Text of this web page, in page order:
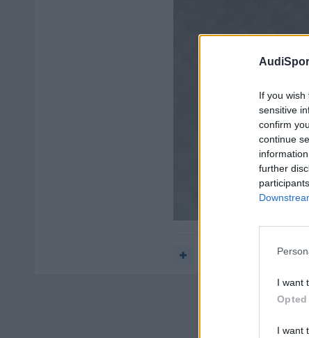
If you
sensitive
confirm
continue
further
I want
Opted
I want